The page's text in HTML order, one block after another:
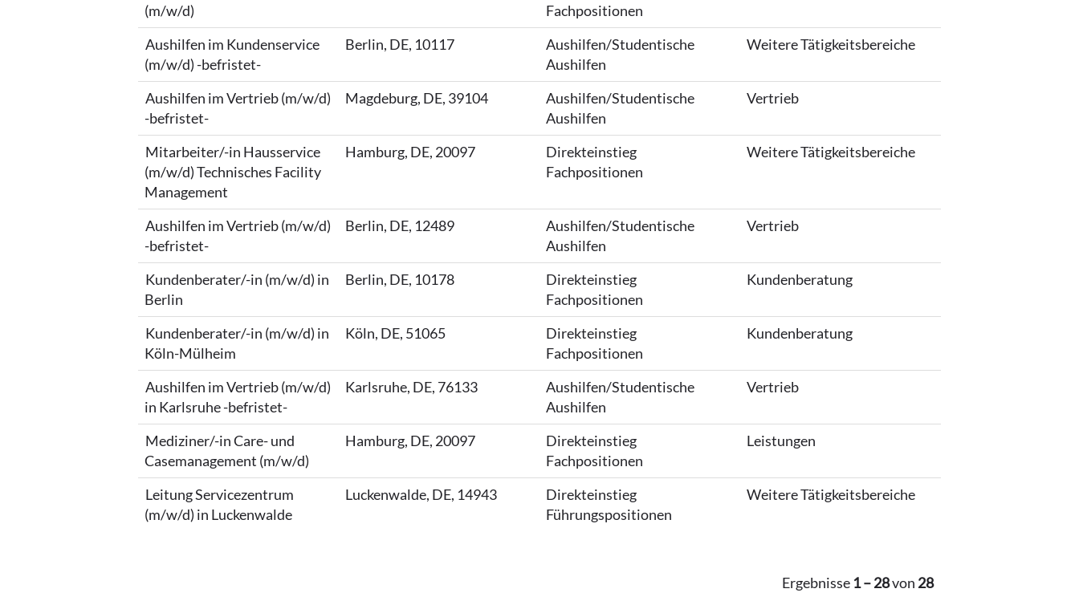
(m/w/d)
Fachpositionen
Aushilfen im Kundenservice
(m/w/d) -befristet-
Berlin, DE, 10117
Aushilfen/Studentische
Aushilfen
Weitere Tätigkeitsbereiche
Aushilfen im Vertrieb (m/w/d)
-befristet-
Magdeburg, DE, 39104
Aushilfen/Studentische
Aushilfen
Vertrieb
Mitarbeiter/-in Hausservice
(m/w/d) Technisches Facility
Management
Hamburg, DE, 20097
Direkteinstieg
Fachpositionen
Weitere Tätigkeitsbereiche
Aushilfen im Vertrieb (m/w/d)
-befristet-
Berlin, DE, 12489
Aushilfen/Studentische
Aushilfen
Vertrieb
Kundenberater/-in (m/w/d) in
Berlin
Berlin, DE, 10178
Direkteinstieg
Fachpositionen
Kundenberatung
Kundenberater/-in (m/w/d) in
Köln-Mülheim
Köln, DE, 51065
Direkteinstieg
Fachpositionen
Kundenberatung
Aushilfen im Vertrieb (m/w/d)
in Karlsruhe -befristet-
Karlsruhe, DE, 76133
Aushilfen/Studentische
Aushilfen
Vertrieb
Mediziner/-in Care- und
Casemanagement (m/w/d)
Hamburg, DE, 20097
Direkteinstieg
Fachpositionen
Leistungen
Leitung Servicezentrum
(m/w/d) in Luckenwalde
Luckenwalde, DE, 14943
Direkteinstieg
Führungspositionen
Weitere Tätigkeitsbereiche
Ergebnisse 1 – 28von 28